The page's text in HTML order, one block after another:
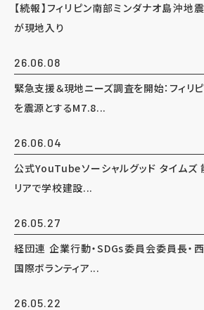
【続報】フィリピン南部ミンダナオ島沖
が現地入り
26.06.08
緊急支援＆現地ニーズ調査を開始：フィリ
を震源とするM7.8...
26.06.04
公式YouTubeソーシャルグッド タイムズ
リアで学校建設...
26.05.27
経団連 企業行動・SDGs委員会委員長・西
国際ボランティア...
26.05.22